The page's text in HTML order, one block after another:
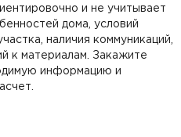
и не учитывает
дома, условий
наличия коммуникаций,
к материалам. Закажите
информацию и